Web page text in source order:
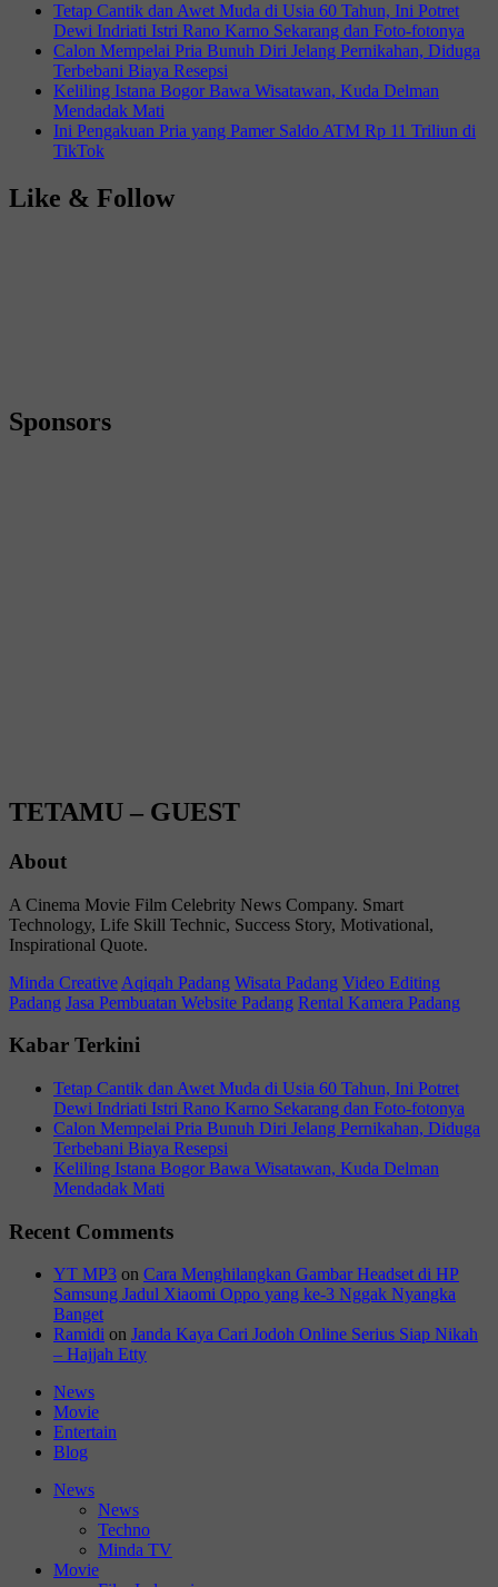
Tetap Cantik dan Awet Muda di Usia 60 Tahun, Ini Potret
Dewi Indriati Istri Rano Karno Sekarang dan Foto-fotonya
Calon Mempelai Pria Bunuh Diri Jelang Pernikahan, Diduga
Terbebani Biaya Resepsi
Keliling Istana Bogor Bawa Wisatawan, Kuda Delman
Mendadak Mati
Ini Pengakuan Pria yang Pamer Saldo ATM Rp 11 Triliun di
TikTok
Like & Follow
Sponsors
TETAMU – GUEST
About
A Cinema Movie Film Celebrity News Company. Smart
Technology, Life Skill Technic, Success Story, Motivational,
Inspirational Quote.
Minda Creative Aqiqah Padang Wisata Padang Video Editing
Padang Jasa Pembuatan Website Padang Rental Kamera Padang
Kabar Terkini
Tetap Cantik dan Awet Muda di Usia 60 Tahun, Ini Potret
Dewi Indriati Istri Rano Karno Sekarang dan Foto-fotonya
Calon Mempelai Pria Bunuh Diri Jelang Pernikahan, Diduga
Terbebani Biaya Resepsi
Keliling Istana Bogor Bawa Wisatawan, Kuda Delman
Mendadak Mati
Recent Comments
YT MP3 on Cara Menghilangkan Gambar Headset di HP
Samsung Jadul Xiaomi Oppo yang ke-3 Nggak Nyangka
Banget
Ramidi on Janda Kaya Cari Jodoh Online Serius Siap Nikah
– Hajjah Etty
News
Movie
Entertain
Blog
News
News
Techno
Minda TV
Movie